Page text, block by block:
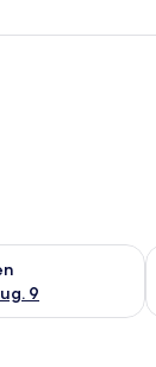
9
für